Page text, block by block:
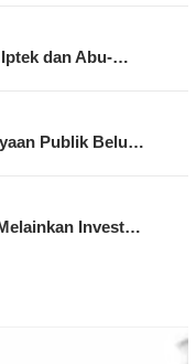
dan Abu-…
Publik Belu…
Invest…